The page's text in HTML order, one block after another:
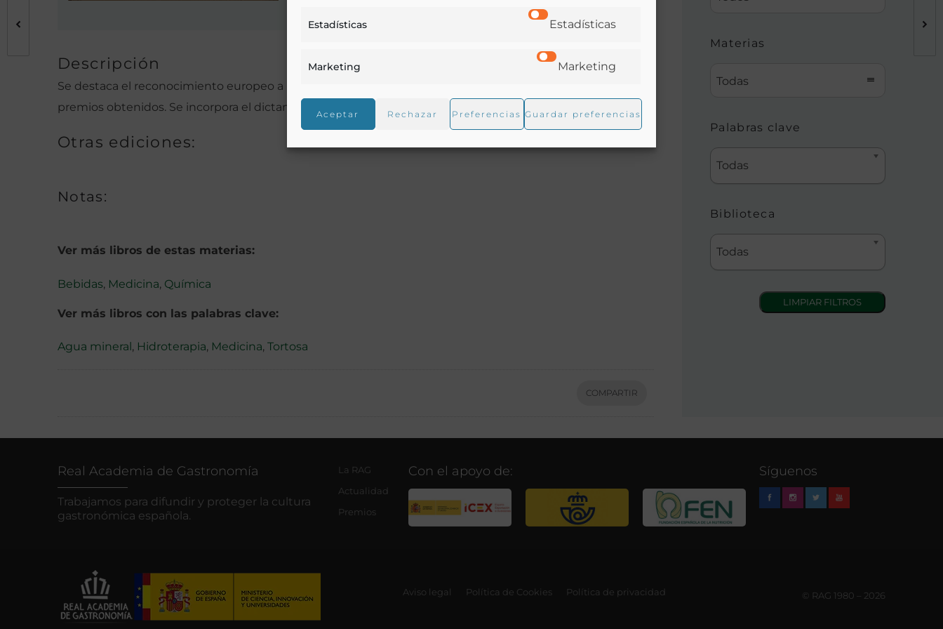
Estadísticas Estadísticas
Marketing Marketing
Aceptar Rechazar Preferencias Guardar preferencias
Descripción
Se destaca el reconocimiento europeo a las aguas de este manantial desde hace años y los numerosos
premios obtenidos. Se incorpora el dictamen médico y el análisis químico de sus aguas.
Otras ediciones:
Notas:
Ver más libros de estas materias:
Bebidas, Medicina, Química
Ver más libros con las palabras clave:
Agua mineral, Hidroterapia, Medicina, Tortosa
COMPARTIR
Materias
Todas
Palabras clave
Todas
Biblioteca
Todas
Real Academia de Gastronomía
Trabajamos para difundir y proteger la cultura
gastronómica española.
La RAG
Actualidad
Premios
Con el apoyo de: Síguenos
Aviso legal Política de Cookies Política de privacidad © RAG 1980 – 2026